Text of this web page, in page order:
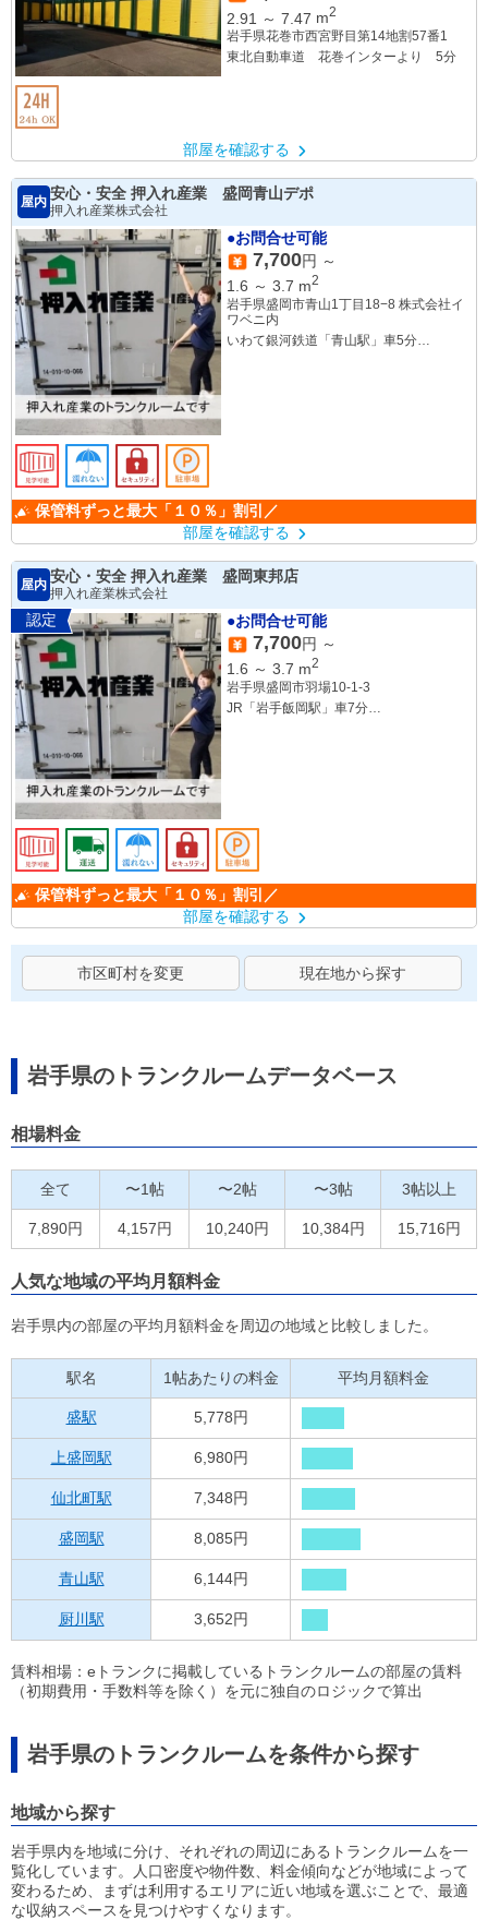
2.91
～ 7.47 m2
岩手県花巻市西宮野目第14地割57番1
東北自動車道 花巻インターより 5分
部屋を確認する
屋内
安心・安全 押入れ産業 盛岡青山デポ
押入れ産業株式会社
●お問合せ可能
7,700円 ～
1.6 ～ 3.7 m2
岩手県盛岡市青山1丁目18−8 株式会社イ
ワベニ内
いわて銀河鉄道「青山駅」車5分
保管料ずっと最大「１０％」割引／
部屋を確認する
屋内
安心・安全 押入れ産業 盛岡東邦店
押入れ産業株式会社
認定 ●お問合せ可能
7,700円 ～
1.6 ～ 3.7 m2
岩手県盛岡市羽場10-1-3
JR「岩手飯岡駅」車7分
保管料ずっと最大「１０％」割引／
部屋を確認する
市区町村を変更 現在地から探す
岩手県のトランクルームデータベース
相場料金
全て 〜1帖 〜2帖 〜3帖 3帖以上
7,890円 4,157円 10,240円 10,384円 15,716円
人気な地域の平均月額料金
岩手県内の部屋の平均月額料金を周辺の地域と比較しました。
駅名 1帖あたりの料金 平均月額料金
盛駅 5,778円
上盛岡駅 6,980円
仙北町駅 7,348円
盛岡駅 8,085円
青山駅 6,144円
厨川駅 3,652円
賃料相場：eトランクに掲載しているトランクルームの部屋の賃料
（初期費用・手数料等を除く）を元に独自のロジックで算出
岩手県のトランクルームを条件から探す
地域から探す
岩手県内を地域に分け、それぞれの周辺にあるトランクルームを一
覧化しています。人口密度や物件数、料金傾向などが地域によって
変わるため、まずは利用するエリアに近い地域を選ぶことで、最適
な収納スペースを見つけやすくなります。